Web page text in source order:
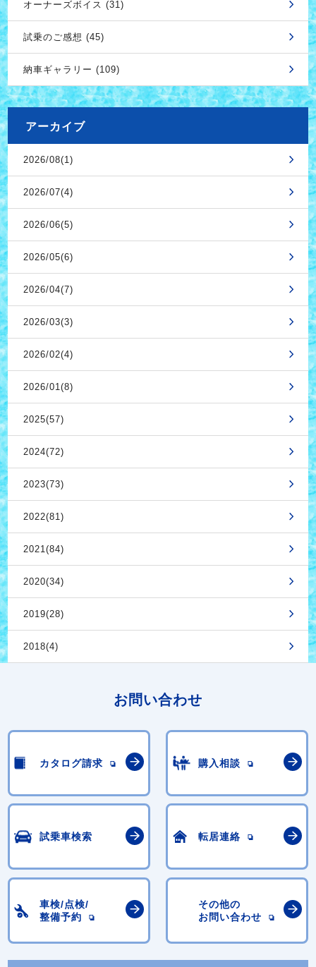
オーナーズボイス (31)
試乗のご感想 (45)
納車ギャラリー (109)
アーカイブ
2026/08(1)
2026/07(4)
2026/06(5)
2026/05(6)
2026/04(7)
2026/03(3)
2026/02(4)
2026/01(8)
2025(57)
2024(72)
2023(73)
2022(81)
2021(84)
2020(34)
2019(28)
2018(4)
お問い合わせ
カタログ請求 購入相談
試乗車検索 転居連絡
車検/点検/
整備予約
その他の
お問い合わせ